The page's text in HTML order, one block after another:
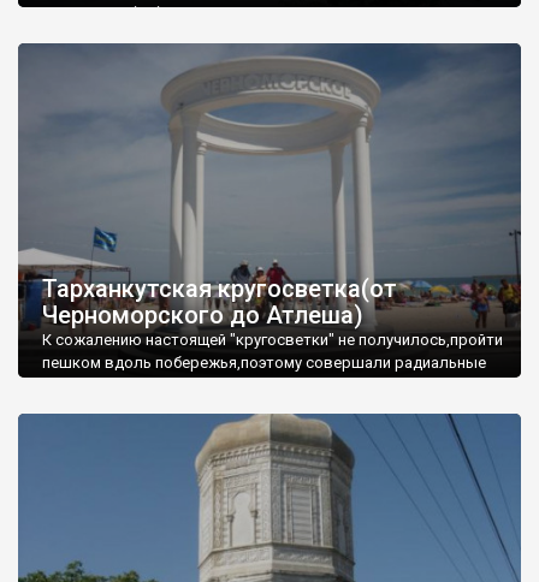
запрошую відвідати це
Тарханкутская кругосветка(от
Черноморского до Атлеша)
К сожалению настоящей "кругосветки" не получилось,пройти
пешком вдоль побережья,поэтому совершали радиальные